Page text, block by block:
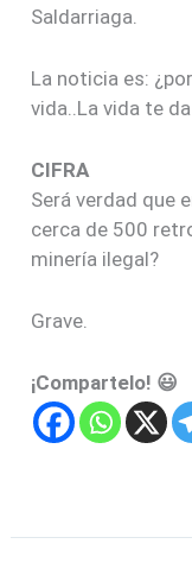
Saldarriaga.
La noticia es:
vida..La vida te
CIFRA
Será verdad que
cerca de 500
minería ilegal?
Grave.
¡Compartelo! 😃